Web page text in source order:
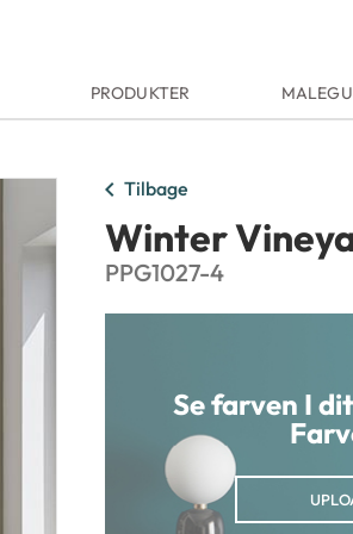
PRODUKTER
chevron_left Tilbage
Winter
PPG1027-4
Se farven I